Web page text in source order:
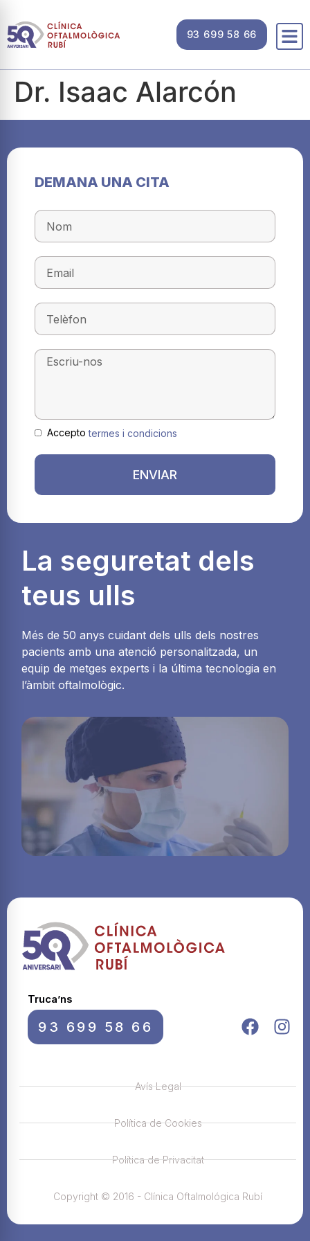
93 699 58 66
Dr. Isaac Alarcón
DEMANA UNA CITA
Acceptotermes i condicions
ENVIAR
La seguretat dels
teus ulls
Més de 50 anys cuidant dels ulls dels nostres
pacients amb una atenció personalitzada, un
equip de metges experts i la última tecnologia en
l’àmbit oftalmològic.
Truca’ns
93 699 58 66
Avís Legal
Política de Cookies
Política de Privacitat
Copyright © 2016 - Clínica Oftalmológica Rubí